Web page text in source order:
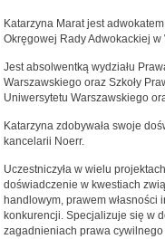
Katarzyna Marat jest
Okręgowej Rady Adwokackiej w
Jest absolwentką wydziału
Warszawskiego oraz Szkoły
Uniwersytetu Warszawskiego
Katarzyna zdobywała swoje
kancelarii Noerr.
Uczestniczyła w wielu
doświadczenie w kwestiach
handlowym, prawem
konkurencji. Specjalizuje się w
zagadnieniach prawa